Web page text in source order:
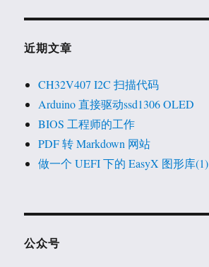
近期文章
CH32V407 I2C 扫描代码
Arduino 直接驱动ssd1306 OLED
BIOS 工程师的工作
PDF 转 Markdown 网站
做一个 UEFI 下的 EasyX 图形库(1)
公众号